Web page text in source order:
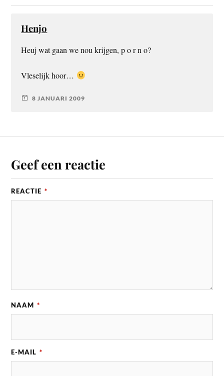
Henjo
Heuj wat gaan we nou krijgen, p o r n o?
Vleselijk hoor…
8 JANUARI 2009
Geef een reactie
REACTIE *
NAAM *
E-MAIL *